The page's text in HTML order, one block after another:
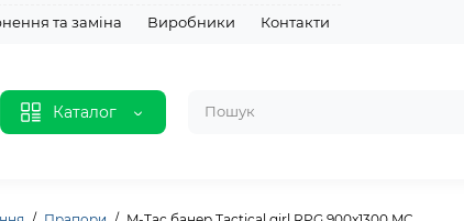
та заміна Виробники Контакти
Каталог